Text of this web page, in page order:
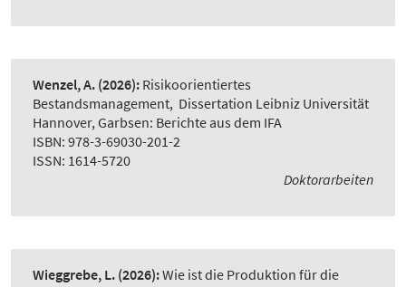
Wenzel, A. (2026): Risikoorientiertes
Bestandsmanagement, Dissertation Leibniz Universität
Hannover, Garbsen: Berichte aus dem IFA
ISBN: 978-3-69030-201-2
ISSN: 1614-5720
Doktorarbeiten
Wieggrebe, L. (2026):Wie ist die Produktion für die